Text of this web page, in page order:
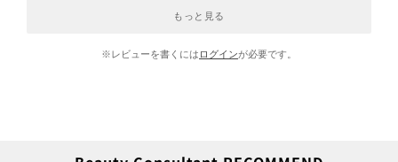
もっと見る
※レビューを書くには ログインが必要です。